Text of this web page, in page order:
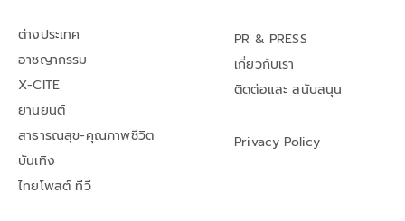
ต่างประเทศ
อาชญากรรม
X-CITE
ยานยนต์
สาธารณสุข-คุณภาพชีวิต
บันเทิง
ไทยโพสต์ ทีวี
PR & PRESS
เกี่ยวกับเรา
ติดต่อและ สนับสนุน
Privacy Policy